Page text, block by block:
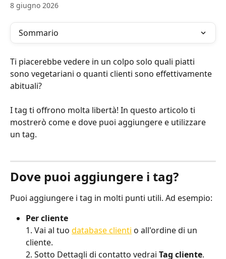
8 giugno 2026
Sommario
Ti piacerebbe vedere in un colpo solo quali piatti
sono vegetariani o quanti clienti sono effettivamente
abituali?
I tag ti offrono molta libertà! In questo articolo ti
mostrerò come e dove puoi aggiungere e utilizzare
un tag.
Dove puoi aggiungere i tag?
Puoi aggiungere i tag in molti punti utili. Ad esempio:
Per cliente
1. Vai al tuo database clienti o all'ordine di un
cliente.
2. Sotto Dettagli di contatto vedrai Tag cliente.